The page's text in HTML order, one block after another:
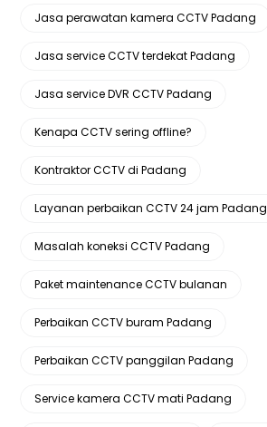
Jasa perawatan kamera CCTV Padang
Jasa service CCTV terdekat Padang
Jasa service DVR CCTV Padang
Kenapa CCTV sering offline?
Kontraktor CCTV di Padang
Layanan perbaikan CCTV 24 jam Padang
Masalah koneksi CCTV Padang
Paket maintenance CCTV bulanan
Perbaikan CCTV buram Padang
Perbaikan CCTV panggilan Padang
Service kamera CCTV mati Padang